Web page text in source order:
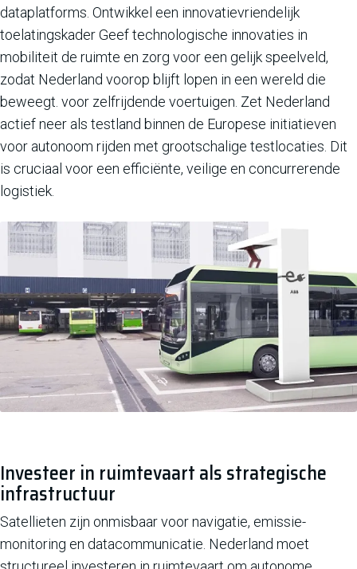
dataplatforms. Ontwikkel een innovatievriendelijk
toelatingskader Geef technologische innovaties in
mobiliteit de ruimte en zorg voor een gelijk speelveld,
zodat Nederland voorop blijft lopen in een wereld die
beweegt. voor zelfrijdende voertuigen. Zet Nederland
actief neer als testland binnen de Europese initiatieven
voor autonoom rijden met grootschalige testlocaties. Dit
is cruciaal voor een efficiënte, veilige en concurrerende
logistiek.
Investeer in ruimtevaart als strategische
infrastructuur
Satellieten zijn onmisbaar voor navigatie, emissie-
monitoring en datacommunicatie. Nederland moet